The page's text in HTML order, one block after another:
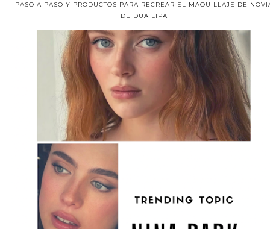
PASO A PASO Y PRODUCTOS PARA RECREAR EL MAQUILLAJE DE
DE DUA LIPA